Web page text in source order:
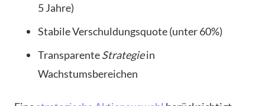
5 Jahre)
Stabile Verschuldungsquote (unter 60%)
TransparenteStrategiein
Wachstumsbereichen